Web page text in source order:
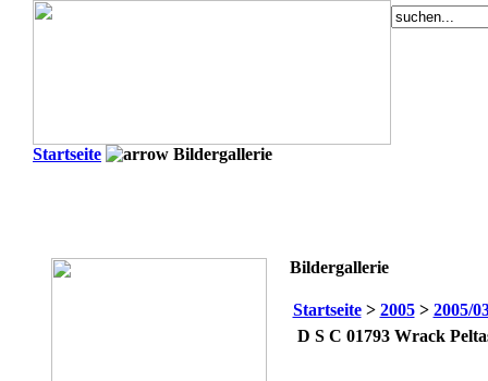
Startseite Bildergallerie
Bildergallerie
Startseite> 2005> 2005/
D S C 01793 Wrack